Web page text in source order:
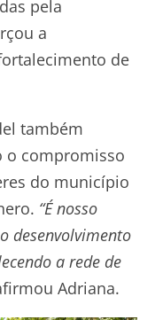
pela
a
de
também
o compromisso
do município
“É nosso
desenvolvimento
a rede de
Adriana.